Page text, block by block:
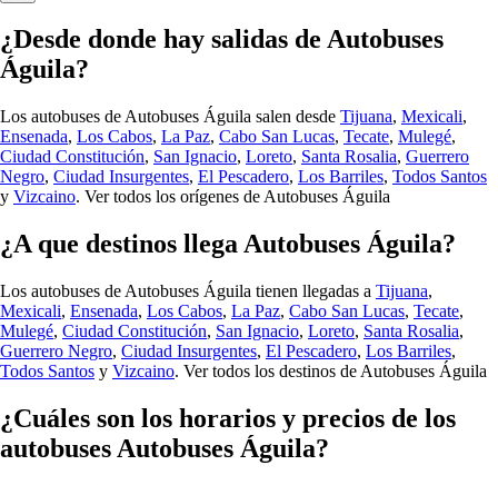
¿Desde donde hay salidas de Autobuses
Águila?
Los autobuses de Autobuses Águila salen desde Tijuana, Mexicali,
Ensenada, Los Cabos, La Paz, Cabo San Lucas, Tecate, Mulegé,
Ciudad Constitución, San Ignacio, Loreto, Santa Rosalia, Guerrero
Negro, Ciudad Insurgentes, El Pescadero, Los Barriles, Todos Santos
y Vizcaino. Ver todos los orígenes de Autobuses Águila
¿A que destinos llega Autobuses Águila?
Los autobuses de Autobuses Águila tienen llegadas a Tijuana,
Mexicali, Ensenada, Los Cabos, La Paz, Cabo San Lucas, Tecate,
Mulegé, Ciudad Constitución, San Ignacio, Loreto, Santa Rosalia,
Guerrero Negro, Ciudad Insurgentes, El Pescadero, Los Barriles,
Todos Santos y Vizcaino. Ver todos los destinos de Autobuses Águila
¿Cuáles son los horarios y precios de los
autobuses Autobuses Águila?